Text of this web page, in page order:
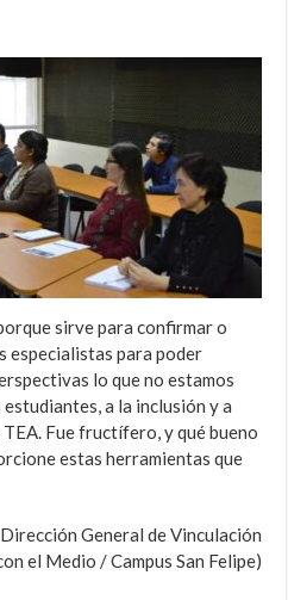
sirve para confirmar o
especialistas para poder
lo que no estamos
a la inclusión y a
Fue fructífero, y qué bueno
estas herramientas que
General de Vinculación
el Medio / Campus San Felipe)